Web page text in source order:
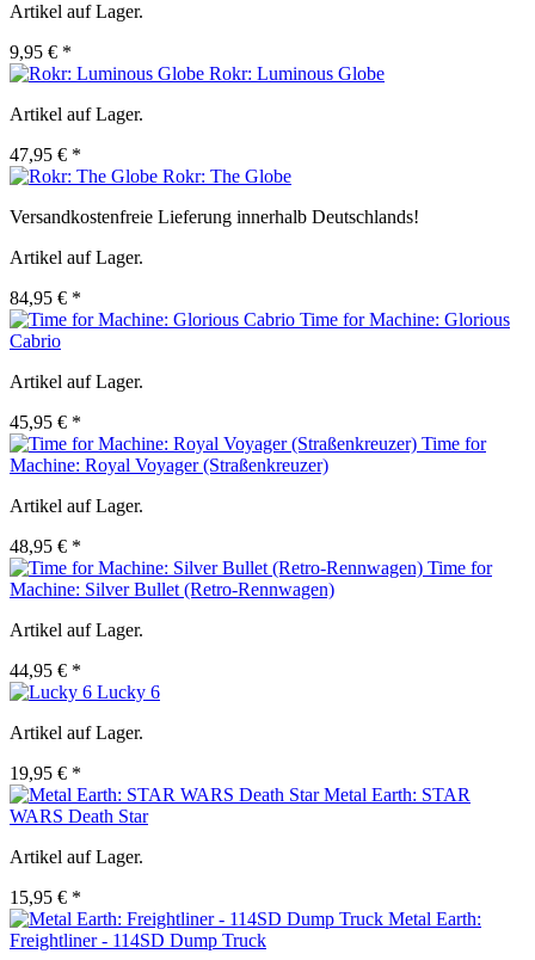
Artikel auf Lager.
9,95 € *
Rokr: Luminous Globe
Artikel auf Lager.
47,95 € *
Rokr: The Globe
Versandkostenfreie Lieferung innerhalb Deutschlands!
Artikel auf Lager.
84,95 € *
Time for Machine: Glorious
Cabrio
Artikel auf Lager.
45,95 € *
Time for
Machine: Royal Voyager (Straßenkreuzer)
Artikel auf Lager.
48,95 € *
Time for
Machine: Silver Bullet (Retro-Rennwagen)
Artikel auf Lager.
44,95 € *
Lucky 6
Artikel auf Lager.
19,95 € *
Metal Earth: STAR
WARS Death Star
Artikel auf Lager.
15,95 € *
Metal Earth:
Freightliner - 114SD Dump Truck